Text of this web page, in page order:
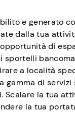
e generato
dalla tua
di
sportelli
a località
gamma di servizi
Scalare la tua
la tua